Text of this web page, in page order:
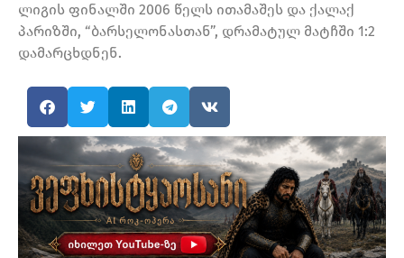
ლიგის ფინალში 2006 წელს ითამაშეს და ქალაქ
პარიზში, “ბარსელონასთან”, დრამატულ მატჩში 1:2
დამარცხდნენ.